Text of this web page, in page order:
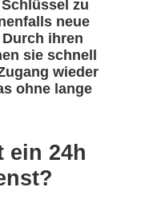
zu
neue
ihren
sie schnell
wieder
ohne lange
ein 24h